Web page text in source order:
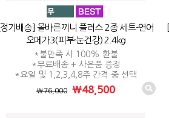
[정기배송] 올바른끼니 플러스 2종 세트-연어
오메가3(피부·눈건강) 2.4kg
*불만족 시 100% 환불
*무료배송 + 사은품 증정
*요일 및 1,2,3,4,8주 간격 중 선택
₩76,000 ₩48,500